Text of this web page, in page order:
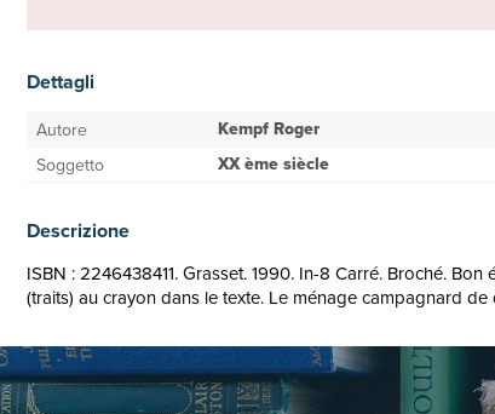
Dettagli
Autore Kempf Roger
Soggetto XX ème siècle
Descrizione
ISBN : 2246438411. Grasset. 1990. In-8 Carré. Broché.
(traits) au crayon dans le texte. Le ménage campagnard